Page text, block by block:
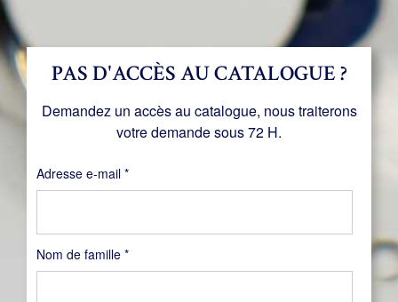
Nom de famille *
PAS D'ACCÈS AU CATALOGUE ?
Demandez un accès au catalogue, nous traiterons
votre demande sous 72 H.
Adresse e-mail *Obligatoire